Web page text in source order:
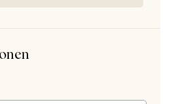
aufgebaut.